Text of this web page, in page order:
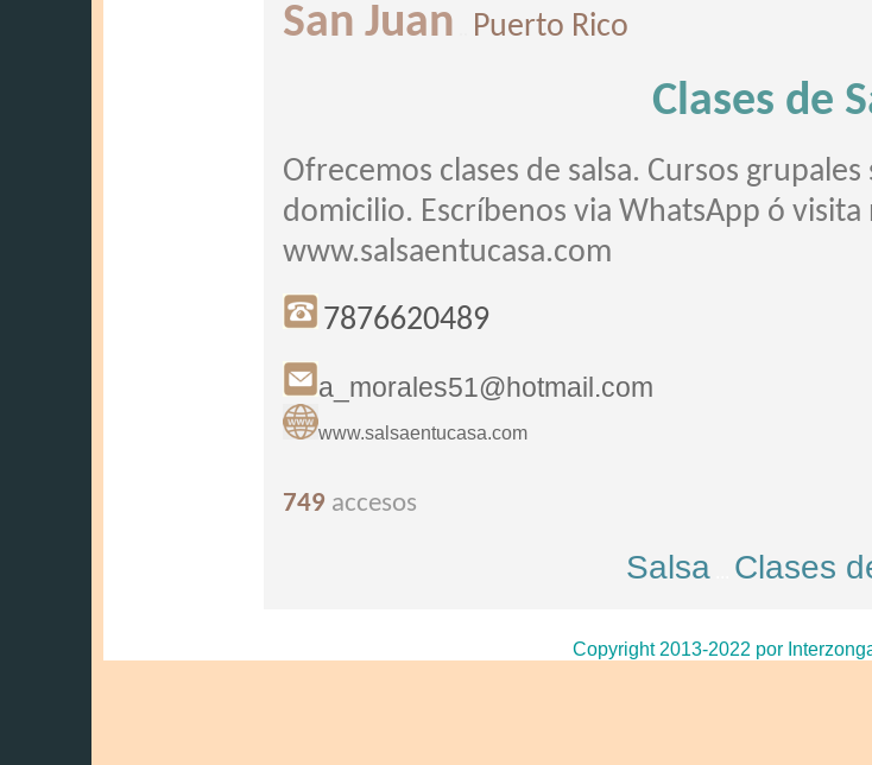
San Juan Puerto Rico
Clases de
Ofrecemos clases de salsa. Cursos
domicilio. Escríbenos via WhatsApp ó
www.salsaentucasa.com
7876620489
a_morales51@hotmail.com
www.salsaentucasa.com
749 accesos
Salsa Clases
Copyright 2013-2022 por